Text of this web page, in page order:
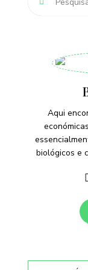
Aqui
biológicos e